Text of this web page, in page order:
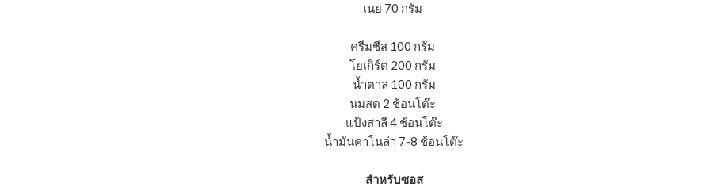
เนย 70 กรัม
ครีมชีส 100 กรัม
โยเกิร์ต 200 กรัม
นํ้าตาล 100 กรัม
นมสด 2 ช้อนโต๊ะ
แป้งสาลี 4 ช้อนโต๊ะ
นํ้ามันคาโนล่า 7-8 ช้อนโต๊ะ
สำหรับซอส